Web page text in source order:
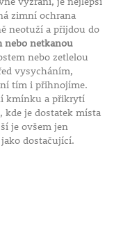
zimní ochrana
neotuží a přijdou do
nebo netkanou
nebo zetlelou
vysycháním,
tím i přihnojíme.
kmínku a přikrytí
kde je dostatek místa
je ovšem jen
jako dostačující.